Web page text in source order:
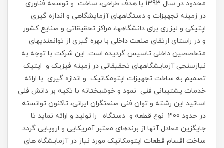
محدود در سال 1393 با هدف طراحی، ساخت و توسعه فناوری
در زمینه تجهیزات و دستگاههای آزمایشگاهی و اندازه گیری
اپتیکی و لیزری برای دانشگاهها، مراکز تحقیقاتی و صنایع کشور
و در راستای ارتقای صنعت داخلی با بهره گیری از توانمندیهای
متخصصین داخلی تاسیس گردیده است. این شرکت با توجه به
نیازسنجی آزمایشگاههای تحقیقاتی در زمینه فیزیک و اپتیک
تصمیم به ساخت تجهیزات اپتومکانیک و اندازه گیری با ارائه
خدمات پشتیبانی فنی نمود و خوشبختانه با تکیه بر دانش فنی
اساتید این رشته و توان فنی صنعتگران ایرانی، تاکنون توانسته
در حدود 300 نوع قطعه و دستگاه را تولید و ارائه نماید تا
جایگزین معادل آنها از برندهای معتبر آمریکایی و اروپایی گردد.
ساخت اقسام قطعات اپتومکانیک مورد نیاز در آزمایشگاه های